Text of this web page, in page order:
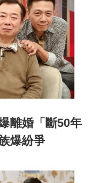
離婚「斷50年
爆紛爭